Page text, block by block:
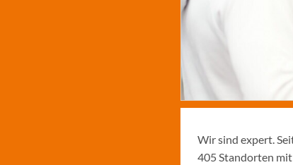
Wir sind expert.
405 Standorten